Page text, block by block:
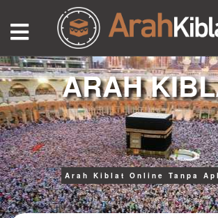
ARAH
Arah Kiblat Online Tanpa